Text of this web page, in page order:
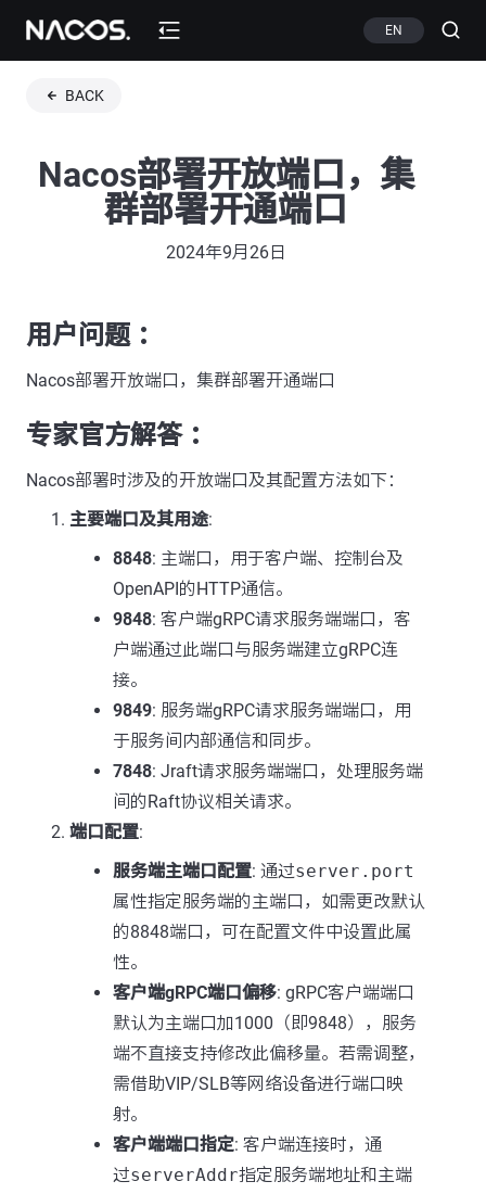
EN
BACK
Nacos部署开放端口，集
群部署开通端口
2024年9月26日
用户问题 ：
Nacos部署开放端口，集群部署开通端口
专家官方解答 ：
Nacos部署时涉及的开放端口及其配置方法如下：
主要端口及其用途:
8848: 主端口，用于客户端、控制台及
OpenAPI的HTTP通信。
9848: 客户端gRPC请求服务端端口，客
户端通过此端口与服务端建立gRPC连
接。
9849: 服务端gRPC请求服务端端口，用
于服务间内部通信和同步。
7848: Jraft请求服务端端口，处理服务端
间的Raft协议相关请求。
端口配置:
服务端主端口配置: 通过server.port
属性指定服务端的主端口，如需更改默认
的8848端口，可在配置文件中设置此属
性。
客户端gRPC端口偏移: gRPC客户端端口
默认为主端口加1000（即9848），服务
端不直接支持修改此偏移量。若需调整，
需借助VIP/SLB等网络设备进行端口映
射。
客户端端口指定: 客户端连接时，通
过serverAddr指定服务端地址和主端